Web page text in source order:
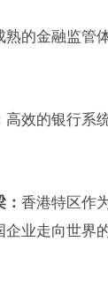
熟的金融监管
高效的银行系
香港特区作
业走向世界的